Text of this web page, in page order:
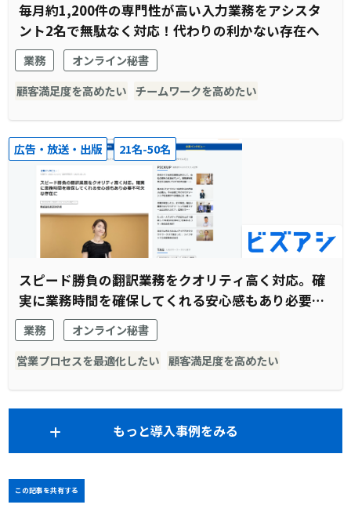
毎月約1,200件の専門性が高い入力業務をアシスタ
ント2名で無駄なく対応！代わりの利かない存在へ
業務
オンライン秘書
顧客満足度を高めたい チームワークを高めたい
広告・放送・出版 21名-50名
スピード勝負の翻訳業務をクオリティ高く対応。確
実に業務時間を確保してくれる安心感もあり必要不
可欠な存在に
業務
オンライン秘書
営業プロセスを最適化したい 顧客満足度を高めたい
もっと導入事例をみる
この記事を共有する